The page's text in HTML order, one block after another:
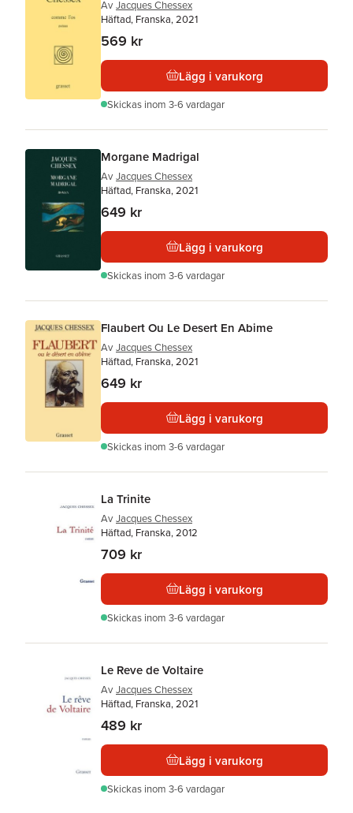
Av Jacques Chessex
Häftad, Franska, 2021
569 kr
Lägg i varukorg
Skickas inom 3-6 vardagar
Morgane Madrigal
Av Jacques Chessex
Häftad, Franska, 2021
649 kr
Lägg i varukorg
Skickas inom 3-6 vardagar
Flaubert Ou Le Desert En Abime
Av Jacques Chessex
Häftad, Franska, 2021
649 kr
Lägg i varukorg
Skickas inom 3-6 vardagar
La Trinite
Av Jacques Chessex
Häftad, Franska, 2012
709 kr
Lägg i varukorg
Skickas inom 3-6 vardagar
Le Reve de Voltaire
Av Jacques Chessex
Häftad, Franska, 2021
489 kr
Lägg i varukorg
Skickas inom 3-6 vardagar